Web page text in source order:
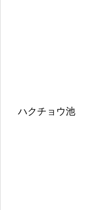
ハクチョウ池